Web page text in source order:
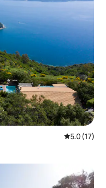
Penarafan
5.0 (17)